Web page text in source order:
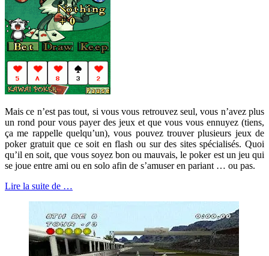
Mais ce n’est pas tout, si vous vous retrouvez seul, vous n’avez plus
un rond pour vous payer des jeux et que vous vous ennuyez (tiens,
ça me rappelle quelqu’un), vous pouvez trouver plusieurs jeux de
poker gratuit que ce soit en flash ou sur des sites spécialisés. Quoi
qu’il en soit, que vous soyez bon ou mauvais, le poker est un jeu qui
se joue entre ami ou en solo afin de s’amuser en pariant … ou pas.
Lire la suite de
dans
les
jeux
vidéos
…